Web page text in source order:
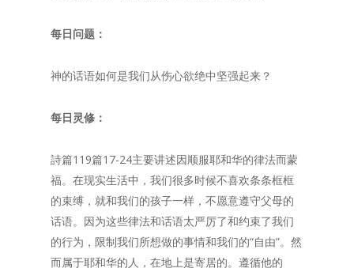
每日问题：
神的话语如何是我们从伤心欲绝中坚强起来？
每日灵修：
詩篇119篇17-24主要讲述因顺服耶和华的律法而蒙
福。在现实生活中，我们很多时候不喜欢条条框框
的束缚，就和我们的孩子一样，不愿意遵守父母的
话语。因为这些律法和话语太严厉了和约束了我们
的行为，限制我们所想做的事情和我们的“自由”。然
而属于耶和华的人，在地上是寄居的。遵循他的